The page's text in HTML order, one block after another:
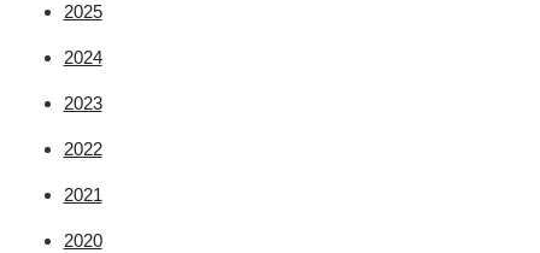
2025
2024
2023
2022
2021
2020